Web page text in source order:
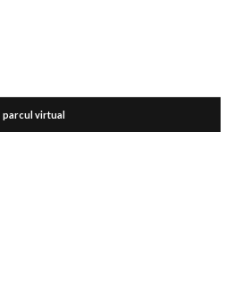
parcul virtual